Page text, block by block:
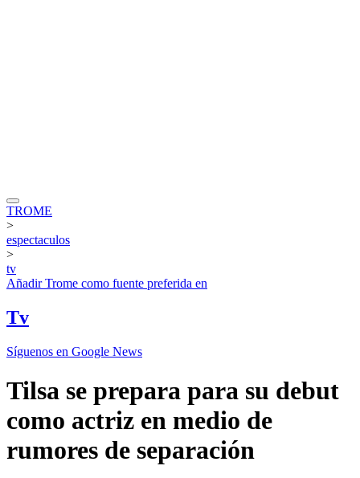
TROME
>
espectaculos
>
tv
AñadirTrome como fuente preferida en
Tv
Síguenos en Google News
Tilsa se prepara para su debut
como actriz en medio de
rumores de separación